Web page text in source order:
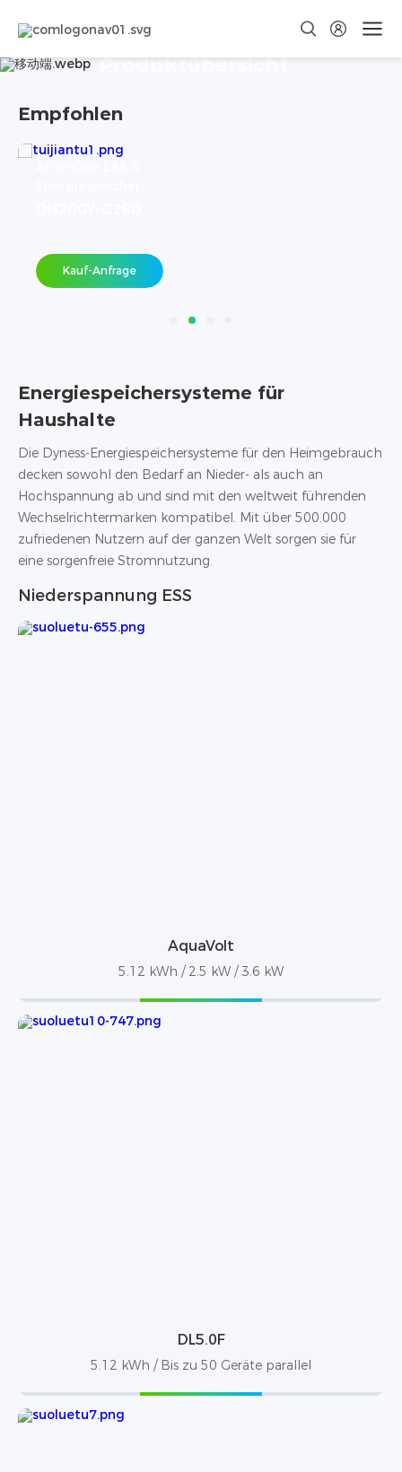
Produktübersicht
Empfohlen
Kauf-Anfrage
Energiespeichersysteme für
Haushalte
Die Dyness-Energiespeichersysteme für den Heimgebrauch
decken sowohl den Bedarf an Nieder- als auch an
Hochspannung ab und sind mit den weltweit führenden
Wechselrichtermarken kompatibel. Mit über 500.000
zufriedenen Nutzern auf der ganzen Welt sorgen sie für
eine sorgenfreie Stromnutzung.
Niederspannung ESS
AquaVolt
5.12 kWh / 2.5 kW / 3.6 kW
DL5.0F
5.12 kWh / Bis zu 50 Geräte parallel